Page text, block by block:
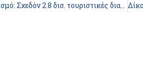
«Νέα ρεκόρ για τον τουρισμό: Σχεδόν 2.8 δισ. τουριστικές διανυκτερεύσεις στην ΕΕ το 2015»